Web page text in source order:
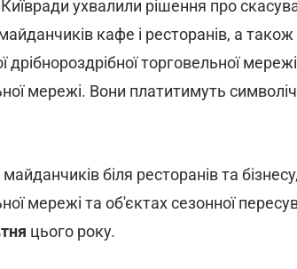
ухвалили рішення про
кафе і ресторанів, а
дрібнороздрібної торговельної
мережі. Вони платитимуть
майданчиків біля ресторанів та
мережі та об'єктах сезонної
цього року.